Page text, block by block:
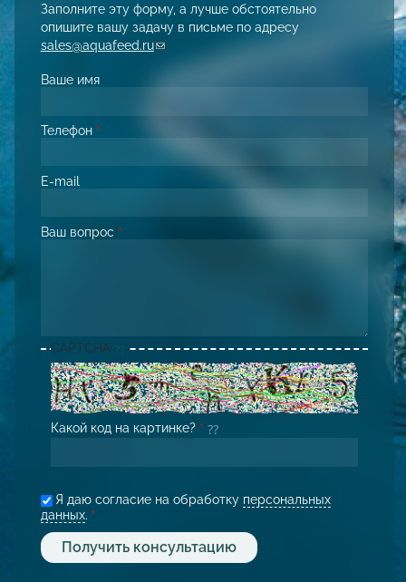
Заполните эту форму, а лучше обстоятельно
опишите вашу задачу в письме по адресу
sales@aquafeed.ru(link sends e-mail)
Ваше имя
Телефон *
E-mail
Ваш вопрос *
CAPTCHA
Какой код на картинке? *
Я даю согласие на обработку персональных
данных. *